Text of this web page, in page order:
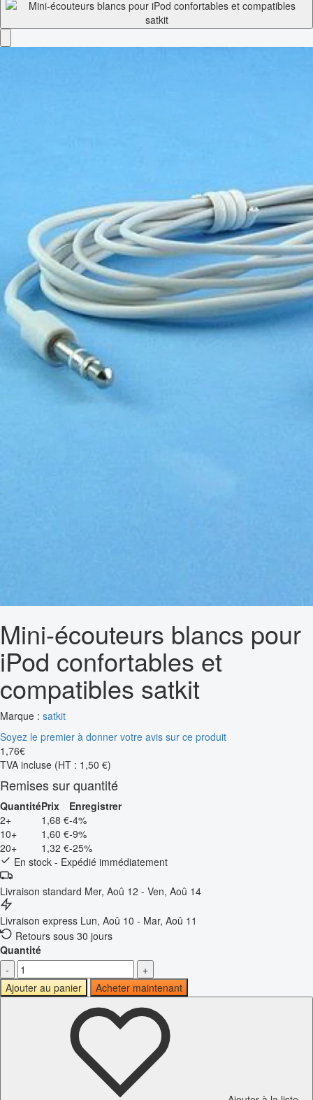
Mini-écouteurs blancs pour
iPod confortables et
compatibles satkit
Marque : satkit
Soyez le premier à donner votre avis sur ce produit
1 ,76€
TVA incluse (HT : 1,50 €)
Remises sur quantité
QuantitéPrix
Enregistrer
2+
1,68 €-4%
10+
1,60 €-9%
20+
1,32 €-25%
En stock - Expédié immédiatement
Livraison standard Mer, Aoû 12 - Ven, Aoû 14
Livraison express Lun, Aoû 10 - Mar, Aoû 11
Retours sous 30 jours
Quantité
-
+
Ajouter au panier
Acheter maintenant